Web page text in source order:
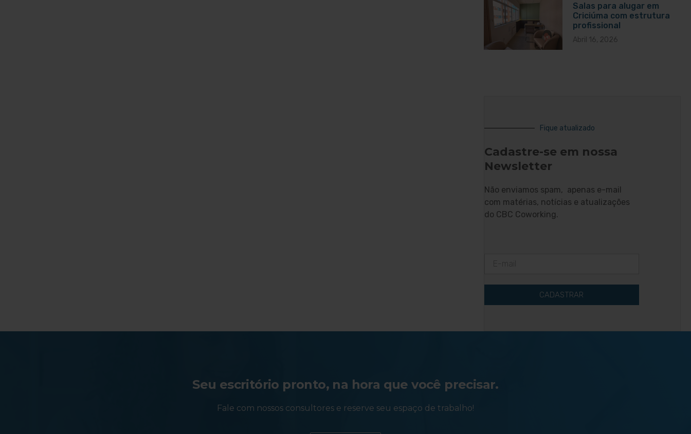
Salas para alugar em
Criciúma com estrutura
profissional
Abril 16, 2026
Fique atualizado
Cadastre-se em nossa
Newsletter
Não enviamos spam, apenas e-mail
com matérias, notícias e atualizações
do CBC Coworking.
CADASTRAR
Seu escritório pronto, na hora que você precisar.
Fale com nossos consultores e reserve seu espaço de trabalho!